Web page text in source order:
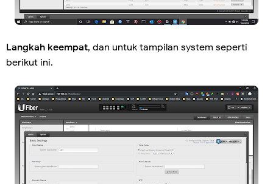
Langkah keempat, dan untuk tampilan system seperti
berikut ini.